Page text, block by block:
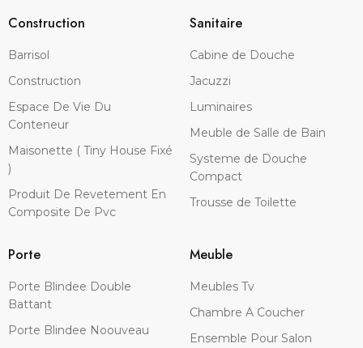
Construction
Barrisol
Construction
Espace De Vie Du
Conteneur
Maisonette ( Tiny House Fixé
)
Produit De Revetement En
Composite De Pvc
Sanitaire
Cabine de Douche
Jacuzzi
Luminaires
Meuble de Salle de Bain
Systeme de Douche
Compact
Trousse de Toilette
Porte
Porte Blindee Double
Battant
Porte Blindee Noouveau
Meuble
Meubles Tv
Chambre A Coucher
Ensemble Pour Salon